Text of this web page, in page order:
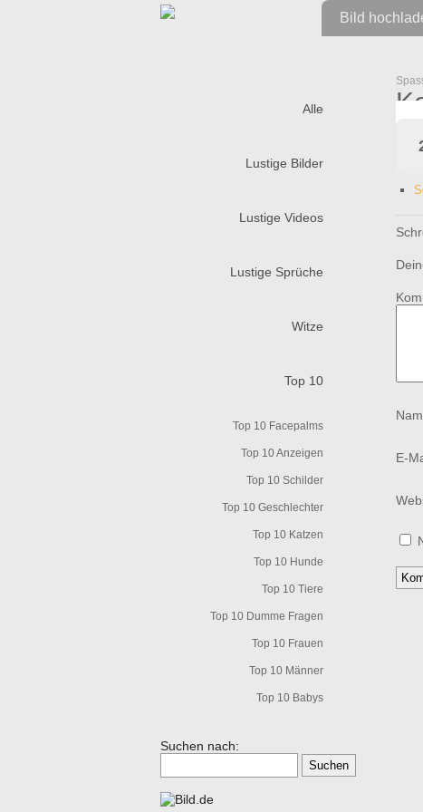
Bild
Alle
Lustige Bilder
Lustige Videos
Lustige Sprüche
Witze
Top 10
Top 10 Facepalms
Top 10 Anzeigen
Top 10 Schilder
Top 10 Geschlechter
Top 10 Katzen
Top 10 Hunde
Top 10 Tiere
Top 10 Dumme Fragen
Top 10 Frauen
Top 10 Männer
Top 10 Babys
Suchen nach:
E-